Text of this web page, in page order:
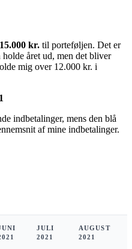
15.000 kr. til porteføljen. Det er
året ud, men det bliver
mig over 12.000 kr. i
indbetalinger, mens den blå
af mine indbetalinger.
JULI
2021
AUGUST
2021